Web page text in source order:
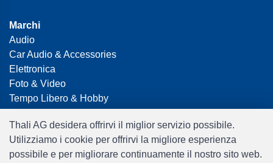
Marchi
Audio
Car Audio & Accessories
Elettronica
Foto & Video
Tempo Libero & Hobby
Casalinga
Home Office & Business
Merchandising
Thali AG desidera offrirvi il miglior servizio possibile.
Utilizziamo i cookie per offrirvi la migliore esperienza
possibile e per migliorare continuamente il nostro sito web.